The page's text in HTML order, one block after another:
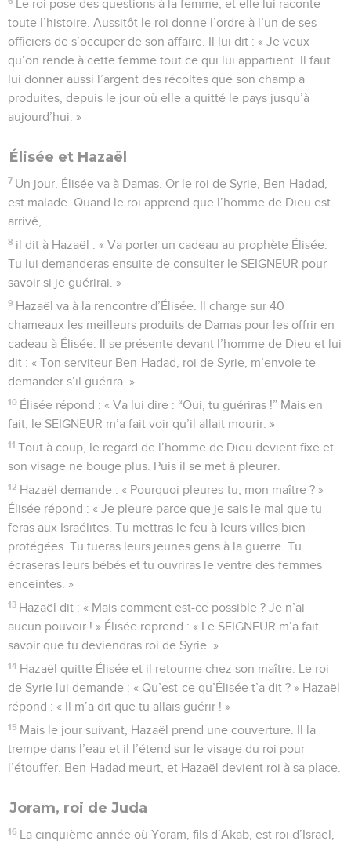
Le roi pose des questions à la femme, et elle lui raconte
toute l’histoire. Aussitôt le roi donne l’ordre à l’un de ses
officiers de s’occuper de son affaire. Il lui dit : « Je veux
qu’on rende à cette femme tout ce qui lui appartient. Il faut
lui donner aussi l’argent des récoltes que son champ a
produites, depuis le jour où elle a quitté le pays jusqu’à
aujourd’hui. »
Élisée et Hazaël
7 Un jour, Élisée va à Damas. Or le roi de Syrie, Ben-Hadad,
est malade. Quand le roi apprend que l’homme de Dieu est
arrivé,
8 il dit à Hazaël : « Va porter un cadeau au prophète Élisée.
Tu lui demanderas ensuite de consulter le SEIGNEUR pour
savoir si je guérirai. »
9 Hazaël va à la rencontre d’Élisée. Il charge sur 40
chameaux les meilleurs produits de Damas pour les offrir en
cadeau à Élisée. Il se présente devant l’homme de Dieu et lui
dit : « Ton serviteur Ben-Hadad, roi de Syrie, m’envoie te
demander s’il guérira. »
10 Élisée répond : « Va lui dire : “Oui, tu guériras !” Mais en
fait, le SEIGNEUR m’a fait voir qu’il allait mourir. »
11 Tout à coup, le regard de l’homme de Dieu devient fixe et
son visage ne bouge plus. Puis il se met à pleurer.
12 Hazaël demande : « Pourquoi pleures-tu, mon maître ? »
Élisée répond : « Je pleure parce que je sais le mal que tu
feras aux Israélites. Tu mettras le feu à leurs villes bien
protégées. Tu tueras leurs jeunes gens à la guerre. Tu
écraseras leurs bébés et tu ouvriras le ventre des femmes
enceintes. »
13 Hazaël dit : « Mais comment est-ce possible ? Je n’ai
aucun pouvoir ! » Élisée reprend : « Le SEIGNEUR m’a fait
savoir que tu deviendras roi de Syrie. »
14 Hazaël quitte Élisée et il retourne chez son maître. Le roi
de Syrie lui demande : « Qu’est-ce qu’Élisée t’a dit ? » Hazaël
répond : « Il m’a dit que tu allais guérir ! »
15 Mais le jour suivant, Hazaël prend une couverture. Il la
trempe dans l’eau et il l’étend sur le visage du roi pour
l’étouffer. Ben-Hadad meurt, et Hazaël devient roi à sa place.
Joram, roi de Juda
16 La cinquième année où Yoram, fils d’Akab, est roi d’Israël,